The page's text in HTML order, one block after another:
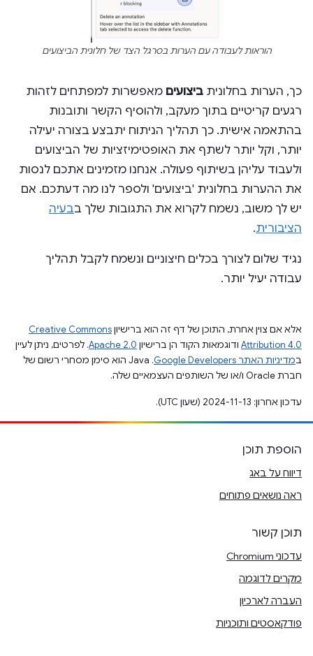
הוראות לעבודה עם הערות בסרגל הצד של חלונית הביצועים
כך, הערות בחלונית ביצועים מאפשרות למפתחים לזהות
רגעים קריטיים בתוך מעקב, ולהוסיף הקשר ותובנות
בהתאמה אישית. כך תהליך הניתוח יתבצע בצורה יעילה
יותר, וקל יותר לשתף את האופטימיזציות של הביצועים
ולעבוד עליהן בשיתוף פעולה. אנחנו מזמינים אתכם לנסות
את ההערות בחלונית 'ביצועים' ולספר לנו מה דעתכם. אם
יש לך משוב, נשמח לקרוא את התגובות שלך בבעיה
הציבורית.
נגיד שלום לצורך בכלים חיצוניים ונשמח לקבל תהליך
עבודה יעיל יותר.
אלא אם צוין אחרת, התוכן של דף זה הוא ברישיוןCreative Commons
Attribution 4.0 ודוגמאות הקוד הן ברישיון Apache 2.0. לפרטים, ניתן לעיין
במדיניות האתר Google Developers‏
.‏ Java הוא סימן מסחרי רשום של
חברת Oracle ו/או של השותפים העצמאיים שלה.
עדכון אחרון: 2024-11-13 (שעון UTC).
הוספת תוכן
דיווח על באג
ראה נושאים פתוחים
תוכן קשור
עדכוני Chromium
מקרים לדוגמה
העברה לארכיון
פודקאסטים ותוכניות